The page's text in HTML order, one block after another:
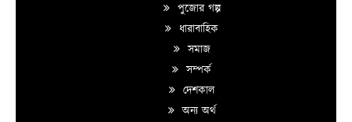
পুজোর গল্প
ধারাবাহিক
সমাজ
সম্পর্ক
দেশকাল
অন্য অর্থ